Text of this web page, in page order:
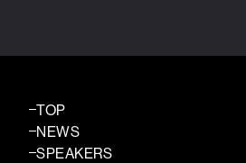
TOP
NEWS
SPEAKERS